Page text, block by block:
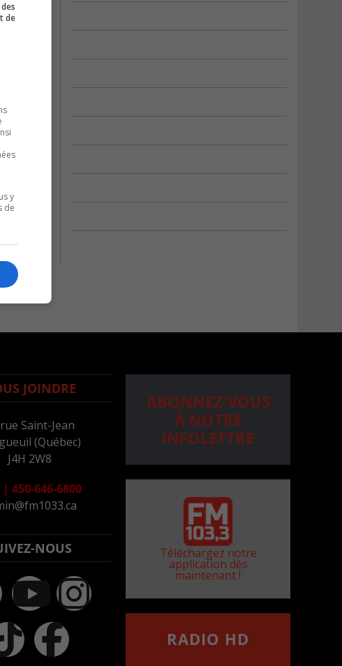
JOINDRE
Saint-Jean
(Québec)
J4H 2W8
| 450-646-6800
NOUS
ABONNEZ-VOUS
À NOTRE
INFOLETTRE
Téléchargez notre
application dès
maintenant !
RADIO HD
de
y
de